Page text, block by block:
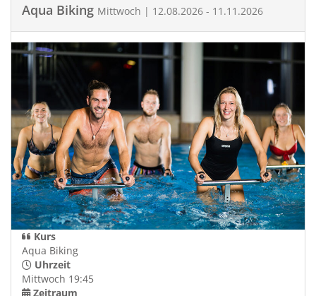
Aqua Biking Mittwoch | 12.08.2026 - 11.11.2026
Kurs
Aqua Biking
Uhrzeit
Mittwoch 19:45
Zeitraum